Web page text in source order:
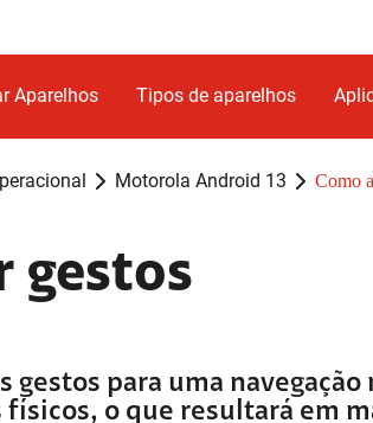
Aparelhos Tipos de aparelhos
Motorola Android 13 Como
gestos
gestos para uma
o que resultará em